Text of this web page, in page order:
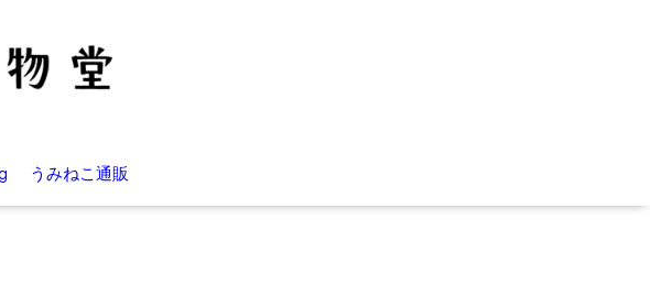
うみねこ通販